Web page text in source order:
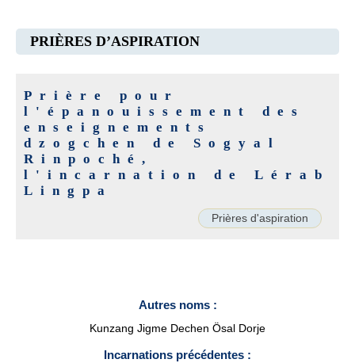
PRIÈRES D’ASPIRATION
Prière pour
l'épanouissement des
enseignements
dzogchen de Sogyal
Rinpoché,
l'incarnation de Lérab
Lingpa
Prières d'aspiration
Autres noms :
Kunzang Jigme Dechen Ösal Dorje
Incarnations précédentes :